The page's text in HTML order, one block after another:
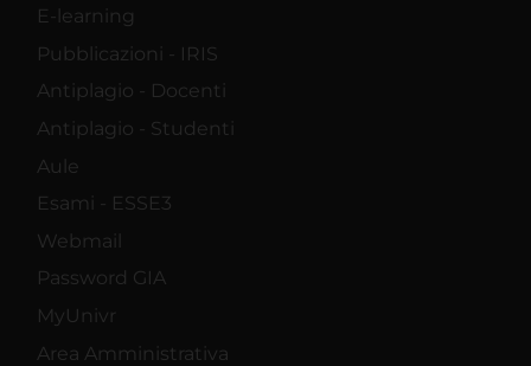
E-learning
Pubblicazioni - IRIS
Antiplagio - Docenti
Antiplagio - Studenti
Aule
Esami - ESSE3
Webmail
Password GIA
MyUnivr
Area Amministrativa